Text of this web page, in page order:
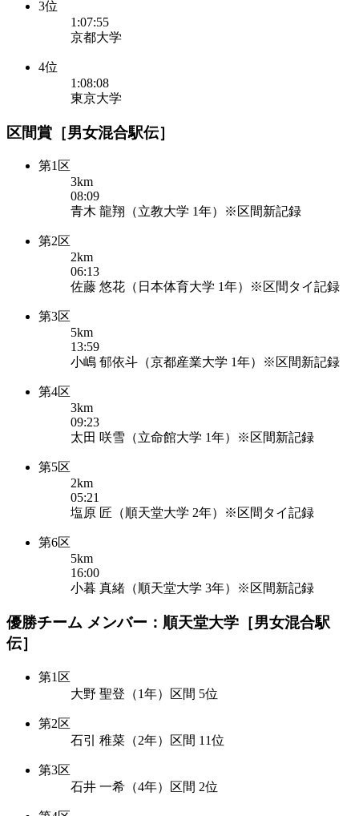
3位
1:07:55
京都大学
4位
1:08:08
東京大学
区間賞［男女混合駅伝］
第1区
3km
08:09
青木 龍翔（立教大学 1年）※区間新記録
第2区
2km
06:13
佐藤 悠花（日本体育大学 1年）※区間タイ記録
第3区
5km
13:59
小嶋 郁依斗（京都産業大学 1年）※区間新記録
第4区
3km
09:23
太田 咲雪（立命館大学 1年）※区間新記録
第5区
2km
05:21
塩原 匠（順天堂大学 2年）※区間タイ記録
第6区
5km
16:00
小暮 真緒（順天堂大学 3年）※区間新記録
優勝チーム メンバー：順天堂大学［男女混合駅
伝］
第1区
大野 聖登（1年）区間 5位
第2区
石引 稚菜（2年）区間 11位
第3区
石井 一希（4年）区間 2位